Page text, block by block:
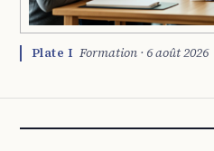
Plate I Formation · 6 août 2026